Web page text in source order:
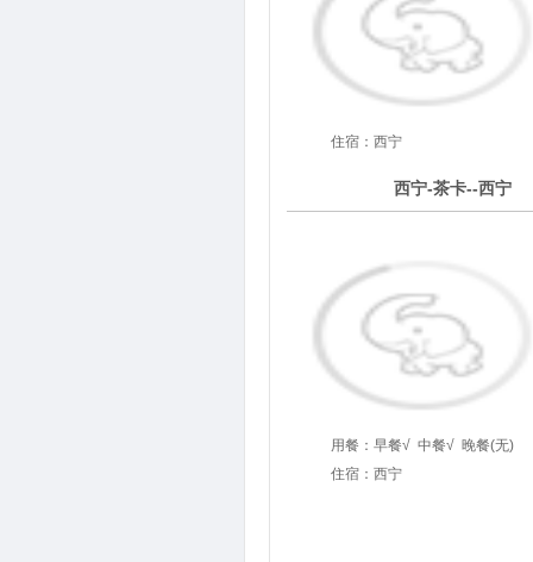
住宿：西宁
西宁-茶卡--西宁
用餐： 早餐√ 中餐√ 晚餐(无)
住宿：西宁